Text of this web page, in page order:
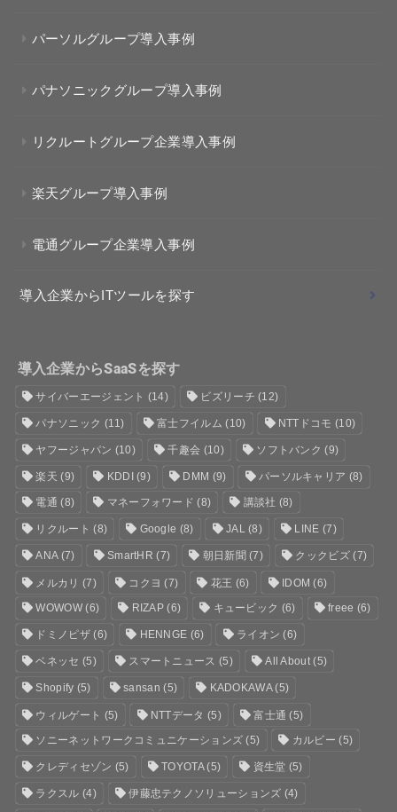
パーソルグループ導入事例
パナソニックグループ導入事例
リクルートグループ企業導入事例
楽天グループ導入事例
電通グループ企業導入事例
導入企業からITツールを探す
導入企業からSaaSを探す
サイバーエージェント (14) ビズリーチ (12)
パナソニック (11) 富士フイルム (10) NTTドコモ (10)
ヤフージャパン (10) 千趣会 (10) ソフトバンク (9)
楽天 (9) KDDI(9) DMM (9) パーソルキャリア (8)
電通 (8) マネーフォワード (8) 講談社 (8)
リクルート (8) Google (8) JAL(8) LINE (7)
ANA(7) SmartHR (7) 朝日新聞 (7) クックビズ(7)
メルカリ (7) コクヨ (7) 花王 (6) IDOM (6)
WOWOW(6) RIZAP (6) キュービック (6) freee (6)
ドミノピザ(6) HENNGE (6) ライオン (6)
ベネッセ (5) スマートニュース (5) All About(5)
Shopify (5) sansan (5) KADOKAWA(5)
ウィルゲート (5) NTTデータ (5) 富士通 (5)
ソニーネットワークコミュニケーションズ (5) カルビー (5)
クレディセゾン (5) TOYOTA(5) 資生堂 (5)
ラクスル (4) 伊藤忠テクノソリューションズ (4)